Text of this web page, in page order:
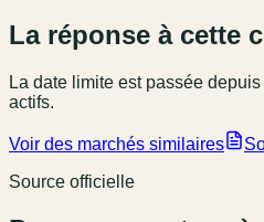
La réponse à cette
La date limite est passée depuis
actifs.
Voir des marchés similaires
Source officielle